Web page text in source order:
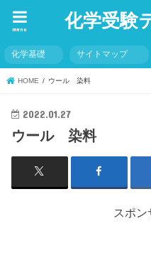
化学受験
menu
化学基礎 サイトマップ
HOME ウール 染料
2022.01.27
ウール 染料
スポン